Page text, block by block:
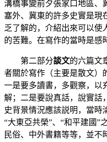
溝橋事變前夕張家口地區、
塞外、冀東的許多史實是現
乏了解的，介紹出來可以使
的苦難。在寫作的當時是感
第二部分談文的六篇文
者關於寫作（主要是散文）
一是要多讀書，多觀察，以
解；二是要說真話，說實話
史背景情況應該説明，當時
“大東亞共榮”、“和平建國”
民俗、中外書籍等等，並不